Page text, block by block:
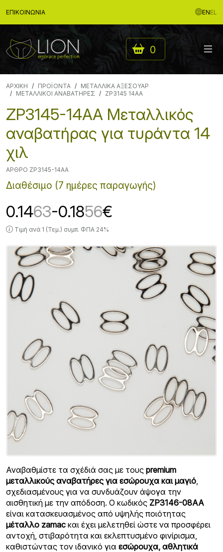
ΕΠΙΚΟΙΝΩΝΊΑ ENEL
0
ΑΡΧΙΚΉ ΠΡΟΪΟΝΤΑ
ΜΕΤΑΛΛΙΚΑ ΑΞΕΣΟΥΑΡ
ΜΕΤΑΛΛΙΚΟΙ ΑΝΑΒΑΤΗΡΕΣ
ZP3145 14AA
ZP3145-14AA Μεταλλικός
αναβατήρας για τυράντα 14
χιλ
ΆΡΘΡΟ ZP3145-14AA
Διαθέσιμο (7 ημέρες παραγωγής)
0.1463-0.1856€
Τιμή ανά 1 (Τεμ.) συμπ. ΦΠΑ 24%
Αναβαθμίστε τα σχέδιά σας με τους premium
μεταλλικούς αναβατήρες για εσώρουχα και μαγιό,
σχεδιασμένους για να συνδυάζουν άψογα την
αισθητική με την απόδοση. Ο κωδικός ZP3146-08AA
είναι κατασκευασμένος από υψηλής ποιότητας
μέταλλο zamac και έχει μελετηθεί ώστε να προσφέρει
αντοχή, στιβαρότητα και εκλεπτυσμένο φινίρισμα,
καθιστώντας τον ιδανικό για εσώρουχα, αθλητικά